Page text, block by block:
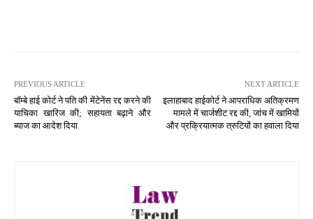
PREVIOUS ARTICLE
बॉम्बे हाई कोर्ट ने पति की मेंटेनेंस रद्द करने की
याचिका खारिज की; सहायता बढ़ाने और
ब्याज का आदेश दिया
NEXT ARTICLE
इलाहाबाद हाईकोर्ट ने आपराधिक अतिक्रमण
मामले में चार्जशीट रद्द की, जांच में खामियों
और प्रक्रियात्मक त्रुटियों का हवाला दिया